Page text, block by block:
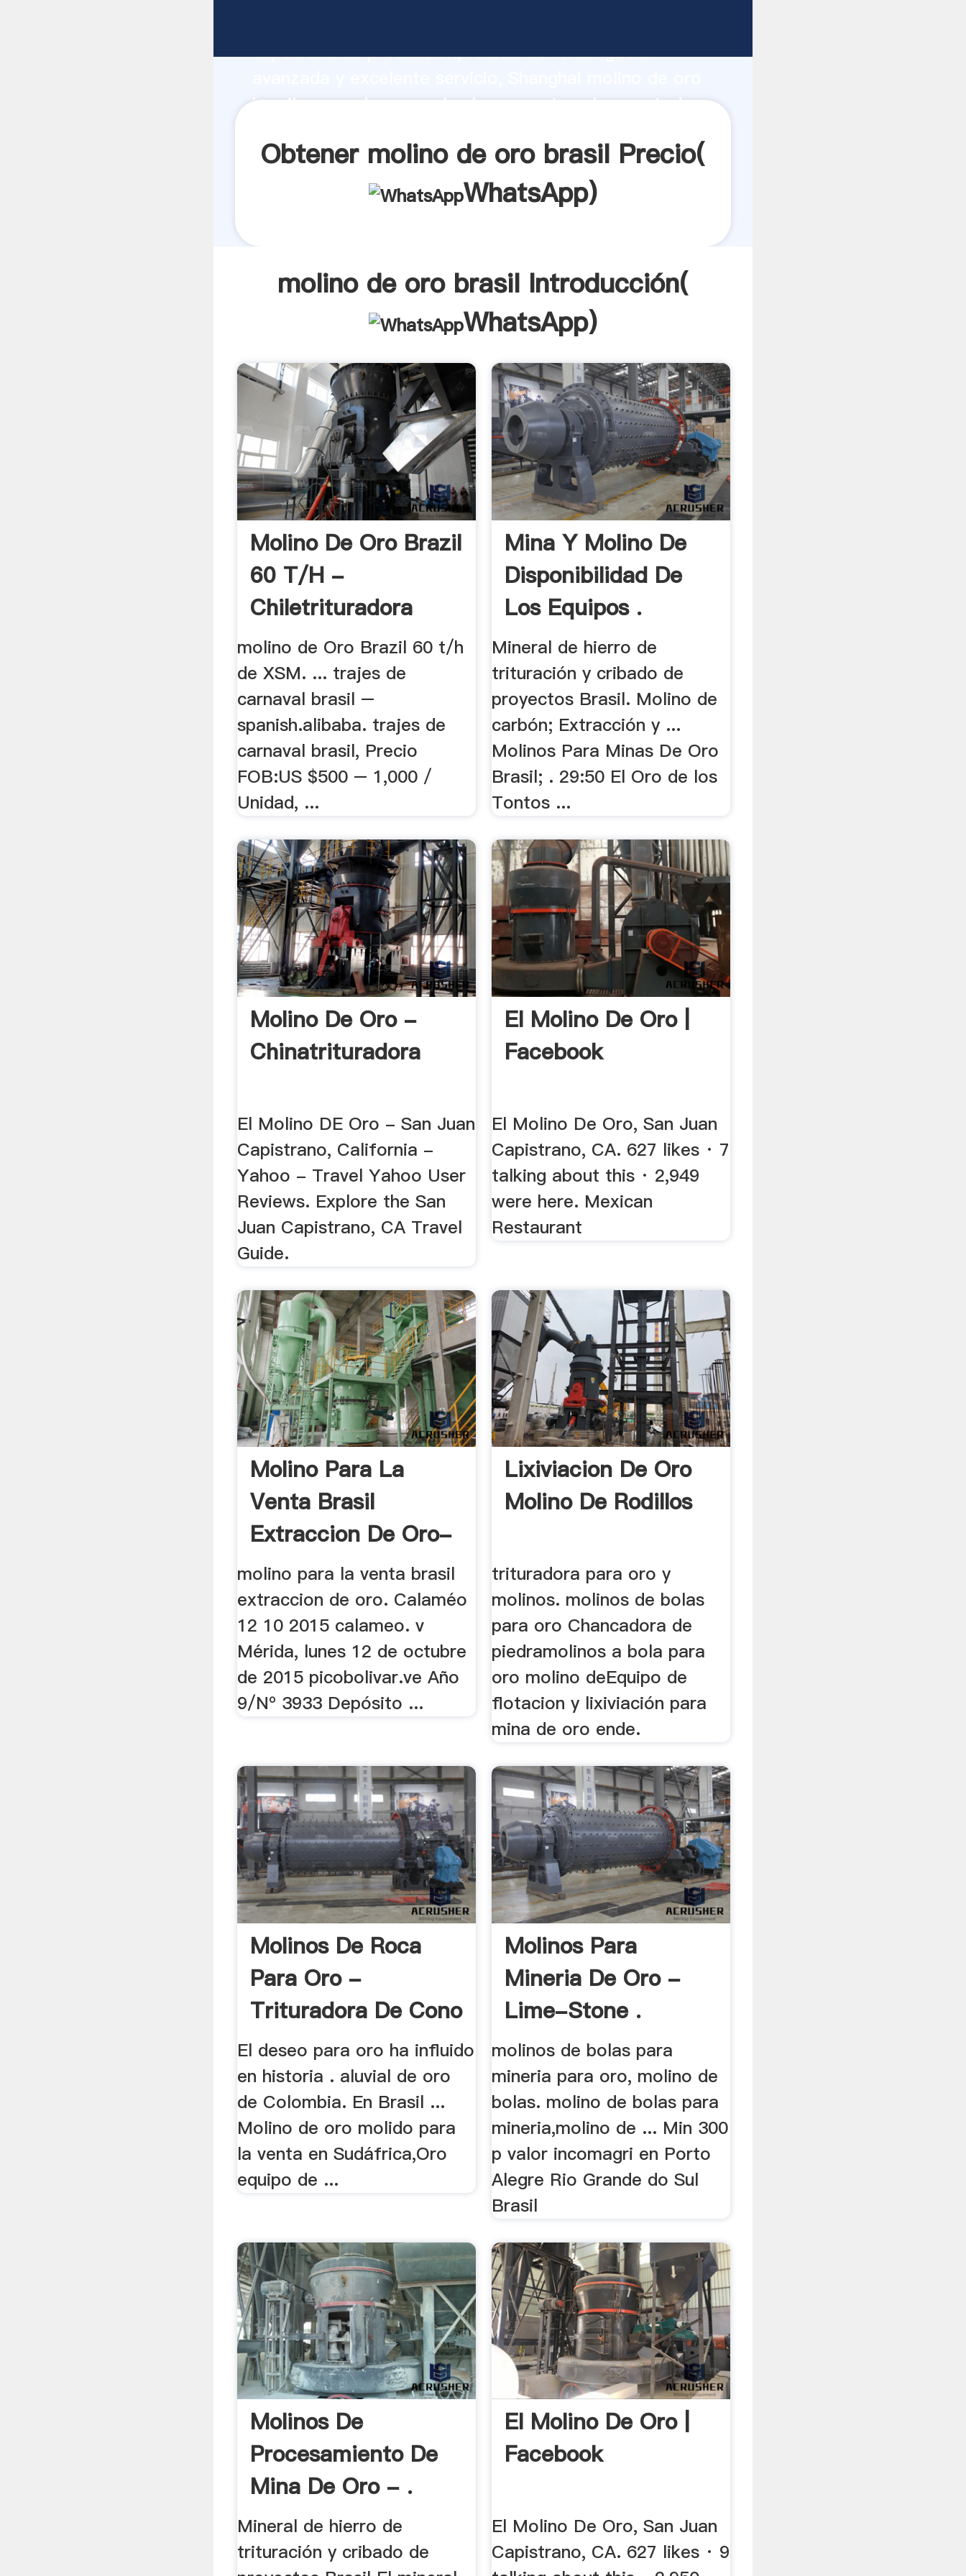
capacidad de producción, fuerza de investigación
brasil proveedor crea el valor y aporta valores a todos
Obtener molino de oro brasil Precio(
WhatsApp)
molino de oro brasil Introducción(
WhatsApp)
Molino De Oro Brazil
60 T/h -
Chiletrituradora
molino de Oro Brazil 60 t/h
de XSM. ... trajes de
carnaval brasil –
spanish.alibaba. trajes de
carnaval brasil, Precio
FOB:US $500 – 1,000 /
Unidad, ...
Mina Y Molino De
Disponibilidad De
Los Equipos .
Mineral de hierro de
trituración y cribado de
proyectos Brasil. Molino de
carbón; Extracción y ...
Molinos Para Minas De Oro
Brasil; . 29:50 El Oro de los
Tontos ...
Molino De Oro -
Chinatrituradora
El Molino DE Oro - San Juan
Capistrano, California -
Yahoo - Travel Yahoo User
Reviews. Explore the San
Juan Capistrano, CA Travel
Guide.
El Molino De Oro |
Facebook
El Molino De Oro, San Juan
Capistrano, CA. 627 likes · 7
talking about this · 2,949
were here. Mexican
Restaurant
Molino Para La
Venta Brasil
Extraccion De Oro-
Xinhai
molino para la venta brasil
extraccion de oro. Calaméo
12 10 2015 calameo. v
Mérida, lunes 12 de octubre
de 2015 picobolivar.ve Año
9/Nº 3933 Depósito ...
Lixiviacion De Oro
Molino De Rodillos
trituradora para oro y
molinos. molinos de bolas
para oro Chancadora de
piedramolinos a bola para
oro molino deEquipo de
flotacion y lixiviación para
mina de oro ende.
Molinos De Roca
Para Oro -
Trituradora De Cono
El deseo para oro ha influido
en historia . aluvial de oro
de Colombia. En Brasil ...
Molino de oro molido para
la venta en Sudáfrica,Oro
equipo de ...
Molinos Para
Mineria De Oro -
Lime-Stone .
molinos de bolas para
mineria para oro, molino de
bolas. molino de bolas para
mineria,molino de ... Min 300
p valor incomagri en Porto
Alegre Rio Grande do Sul
Brasil
Molinos De
Procesamiento De
Mina De Oro - .
Mineral de hierro de
trituración y cribado de
El Molino De Oro |
Facebook
El Molino De Oro, San Juan
Capistrano, CA. 627 likes · 9